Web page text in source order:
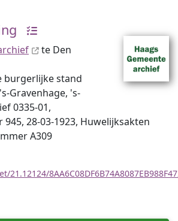
te Den
burgerlijke stand
Gravenhage, 's-
0335-01,
28-03-1923, Huwelijksakten
A309